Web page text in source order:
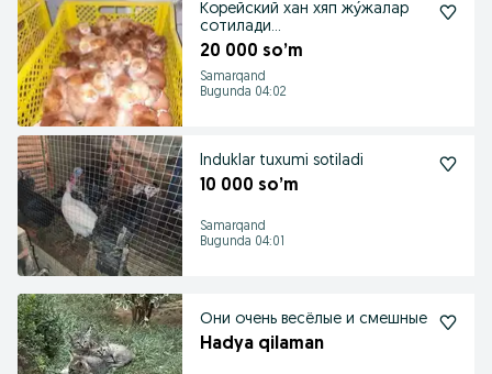
Корейский хан хяп жу́жалар
сотилади...
20 000 so’m
Samarqand
Bugunda 04:02
Induklar tuxumi sotiladi
10 000 so’m
Samarqand
Bugunda 04:01
Они очень весёлые и смешные
Hadya qilaman